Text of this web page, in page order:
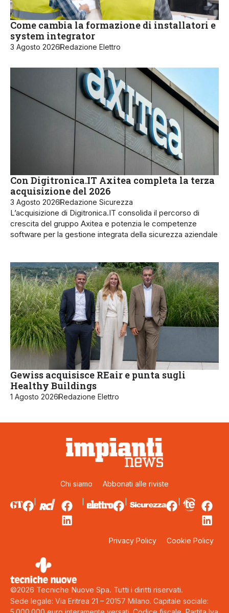
Come cambia la formazione di installatori e
system integrator
3 Agosto 2026Redazione Elettro
Con Digitronica.IT Axitea completa la terza
acquisizione del 2026
3 Agosto 2026Redazione Sicurezza
L’acquisizione di Digitronica.IT consolida il percorso di
crescita del gruppo Axitea e potenzia le competenze
software per la gestione integrata della sicurezza aziendale
Gewiss acquisisce REair e punta sugli
Healthy Buildings
1 Agosto 2026Redazione Elettro
Chi siamo Abbonati alle riviste
Privacy Policy Cookie Policy
©2026 Tecniche Nuove Spa. Tutti i diritti riservati.
Sede legale: Via Eritrea 21 – 20157 Milano. Capitale sociale: